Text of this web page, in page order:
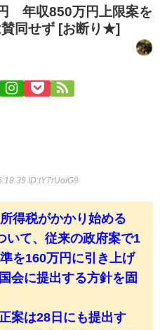
年収850万円上限案を
同せず [お断り★]
ID:tY7rUoIG9
得税がかかり始める
いて、従来の政府案で1
を160万円に引き上げ
会に提出する方針を固
案は28日にも提出す